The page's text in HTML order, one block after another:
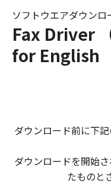
Fax Driver
for English
ソフトウエアダウンロ
ダウンロード前に下
ダウンロードを開始
たものと